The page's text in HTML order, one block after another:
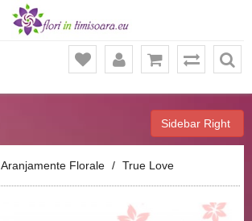
Sidebar Right
Aranjamente Florale True Love